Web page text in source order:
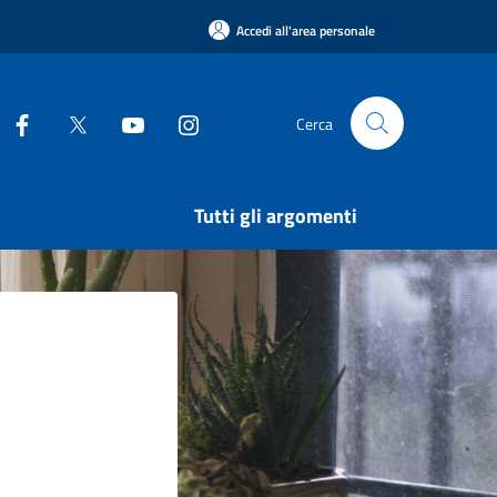
Accedi all'area personale
Cerca
Tutti gli argomenti